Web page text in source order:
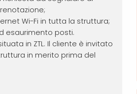
Wi-Fi in tutta la struttura;
esaurimento posti.
in ZTL. Il cliente è invitato
in merito prima del